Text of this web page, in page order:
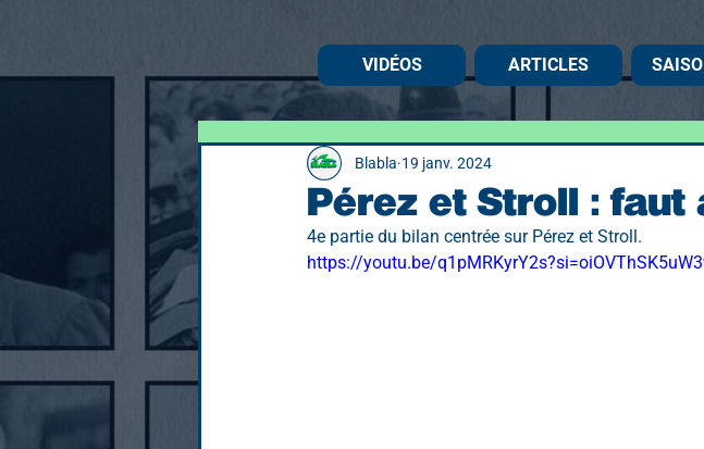
VIDÉOS ARTICLES
Pérez et Stroll : faut
Blabla 19 janv. 2024
4e partie du bilan centrée sur Pérez et Stroll.
https://youtu.be/